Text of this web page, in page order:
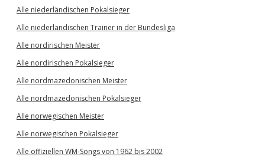
Alle niederländischen Pokalsieger
Alle niederländischen Trainer in der Bundesliga
Alle nordirischen Meister
Alle nordirischen Pokalsieger
Alle nordmazedonischen Meister
Alle nordmazedonischen Pokalsieger
Alle norwegischen Meister
Alle norwegischen Pokalsieger
Alle offiziellen WM-Songs von 1962 bis 2002